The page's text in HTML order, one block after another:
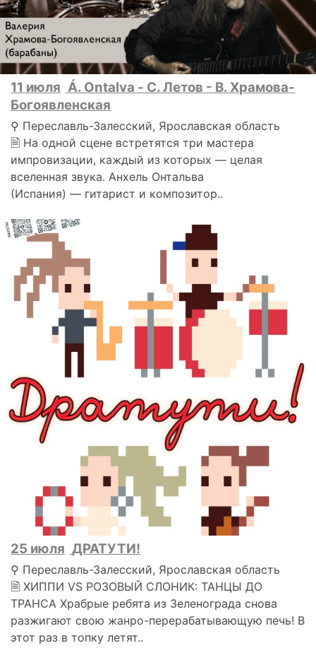
11 июля Á. Ontalva - С. Летов - В. Храмова-
Богоявленская
⚲ Переславль-Залесский, Ярославская область
🗎 На одной сцене встретятся три мастера
импровизации, каждый из которых — целая
вселенная звука. Анхель Онтальва
(Испания) — гитарист и композитор..
25 июля ДРАТУТИ!
⚲ Переславль-Залесский, Ярославская область
🗎 ХИППИ VS РОЗОВЫЙ СЛОНИК: ТАНЦЫ ДО
ТРАНСА Храбрые ребята из Зеленограда снова
разжигают свою жанро-перерабатывающую печь! В
этот раз в топку летят..